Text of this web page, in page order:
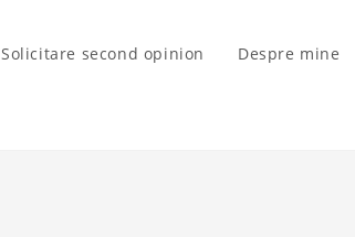
Solicitare second opinion Despre mine